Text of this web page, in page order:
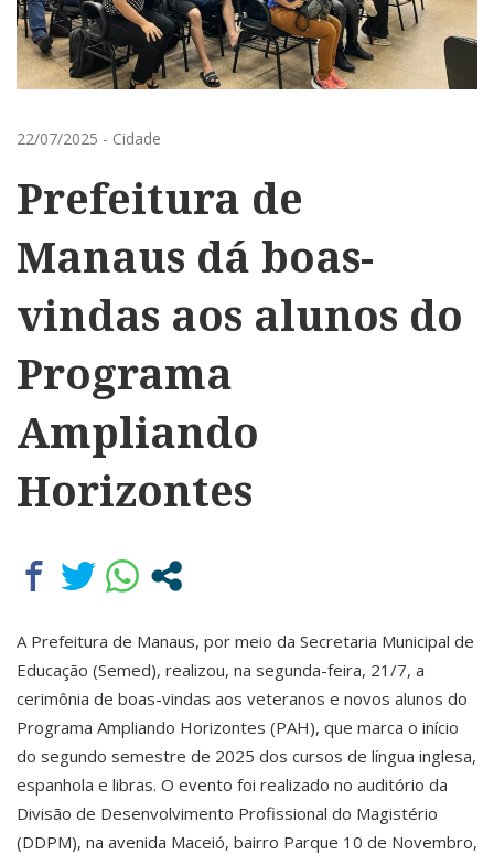
22/07/2025 - Cidade
Prefeitura de
Manaus dá boas-
vindas aos alunos do
Programa
Ampliando
Horizontes
A Prefeitura de Manaus, por meio da Secretaria Municipal de
Educação (Semed), realizou, na segunda-feira, 21/7, a
cerimônia de boas-vindas aos veteranos e novos alunos do
Programa Ampliando Horizontes (PAH), que marca o início
do segundo semestre de 2025 dos cursos de língua inglesa,
espanhola e libras. O evento foi realizado no auditório da
Divisão de Desenvolvimento Profissional do Magistério
(DDPM), na avenida Maceió, bairro Parque 10 de Novembro,